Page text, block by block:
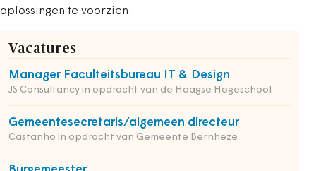
oplossingen te voorzien.
Vacatures
Manager Faculteitsbureau IT & Design
JS Consultancy in opdracht van de Haagse Hogeschool
Gemeentesecretaris/algemeen directeur
Castanho in opdracht van Gemeente Bernheze